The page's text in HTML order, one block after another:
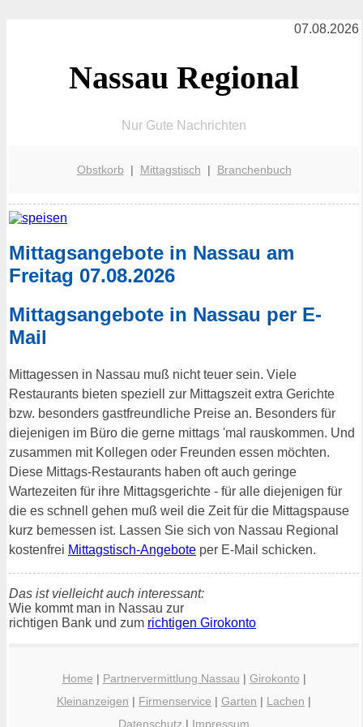
07.08.2026
Nassau Regional
Nur Gute Nachrichten
Obstkorb | Mittagstisch | Branchenbuch
Mittagsangebote in Nassau am
Freitag 07.08.2026
Mittagsangebote in Nassau per E-
Mail
Mittagessen in Nassau muß nicht teuer sein. Viele
Restaurants bieten speziell zur Mittagszeit extra Gerichte
bzw. besonders gastfreundliche Preise an. Besonders für
diejenigen im Büro die gerne mittags 'mal rauskommen. Und
zusammen mit Kollegen oder Freunden essen möchten.
Diese Mittags-Restaurants haben oft auch geringe
Wartezeiten für ihre Mittagsgerichte - für alle diejenigen für
die es schnell gehen muß weil die Zeit für die Mittagspause
kurz bemessen ist. Lassen Sie sich von Nassau Regional
kostenfrei Mittagstisch-Angebote per E-Mail schicken.
Das ist vielleicht auch interessant:
Wie kommt man in Nassau zur
richtigen Bank und zum richtigen Girokonto
Home | Partnervermittlung Nassau | Girokonto |
Kleinanzeigen | Firmenservice | Garten | Lachen |
Datenschutz | Impressum